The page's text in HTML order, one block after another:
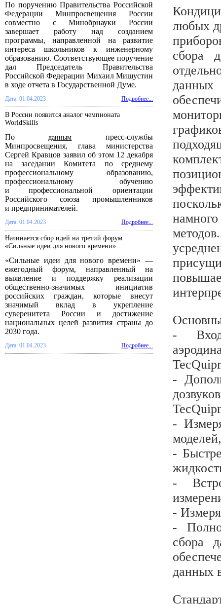
По поручению Правительства Российской
Федерации Минпросвещения России
совместно с Минобрнауки России
завершает работу над созданием
программы, направленной на развитие
интереса школьников к инженерному
образованию. Соответствующее поручение
дал Председатель Правительства
Российской Федерации Михаил Мишустин
в ходе отчета в Государственной Думе.
Дата: 01.04.2023 Подробнее...
В России появится аналог чемпионата
WorldSkills
По данным пресс-службы
Минпросвещения, глава министерства
Сергей Кравцов заявил об этом 12 декабря
на заседании Комитета по среднему
профессиональному образованию,
профессиональному обучению
и профессиональной ориентации
Российского союза промышленников
и предпринимателей.
Дата: 01.04.2023 Подробнее...
Начинается сбор идей на третий форум
«Сильные идеи для нового времени»
«Сильные идеи для нового времени» —
ежегодный форум, направленный на
выявление и поддержку реализации
общественно-значимых инициатив
российских граждан, которые внесут
значимый вклад в укрепление
суверенитета России и достижение
национальных целей развития страны до
2030 года.
Дата: 01.04.2023 Подробнее...
любых
сбора
-
-
-
-
-
-
-
сбора
данных